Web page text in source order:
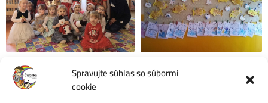
Spravujte súhlas so súbormi
cookie